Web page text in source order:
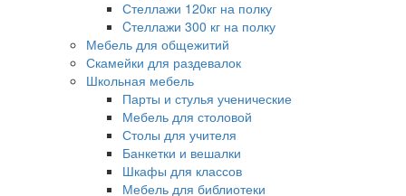
Стеллажи 120кг на полку
Cтеллажи 300 кг на полку
Мебель для общежитий
Скамейки для раздевалок
Школьная мебель
Парты и стулья ученические
Мебель для столовой
Столы для учителя
Банкетки и вешалки
Шкафы для классов
Мебель для библиотеки